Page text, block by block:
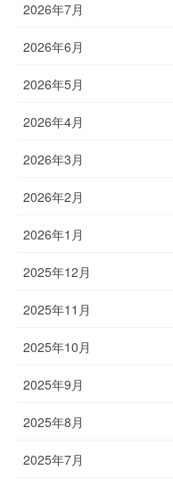
2026年7月
2026年6月
2026年5月
2026年4月
2026年3月
2026年2月
2026年1月
2025年12月
2025年11月
2025年10月
2025年9月
2025年8月
2025年7月